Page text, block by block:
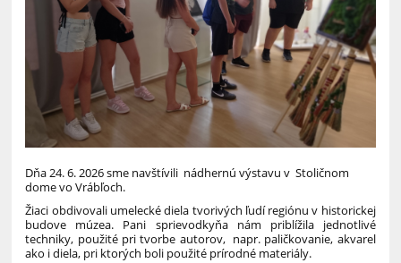
Dňa 24. 6. 2026 sme navštívili nádhernú výstavu v Stoličnom
dome vo Vrábľoch.
Žiaci obdivovali umelecké diela tvorivých ľudí regiónu v historickej
budove múzea. Pani sprievodkyňa nám priblížila jednotlivé
techniky, použité pri tvorbe autorov, napr. paličkovanie, akvarel
ako i diela, pri ktorých boli použité prírodné materiály.